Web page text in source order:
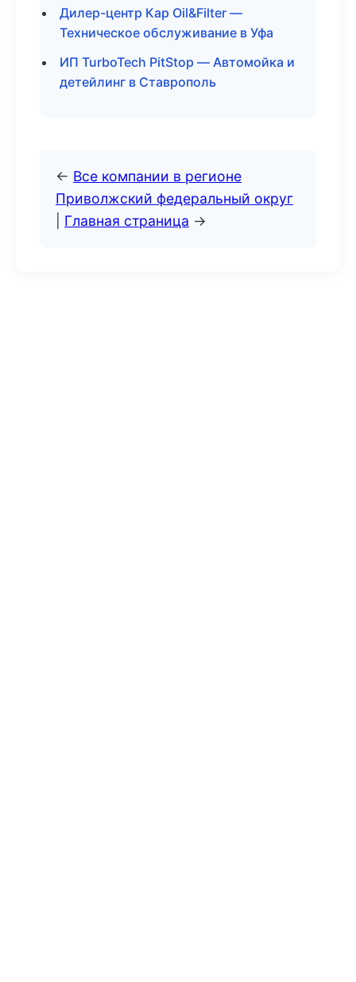
Дилер-центр Кар Oil&Filter —
Техническое обслуживание в Уфа
ИП TurboTech PitStop — Автомойка и
детейлинг в Ставрополь
← Все компании в регионе
Приволжский федеральный округ
Главная страница →